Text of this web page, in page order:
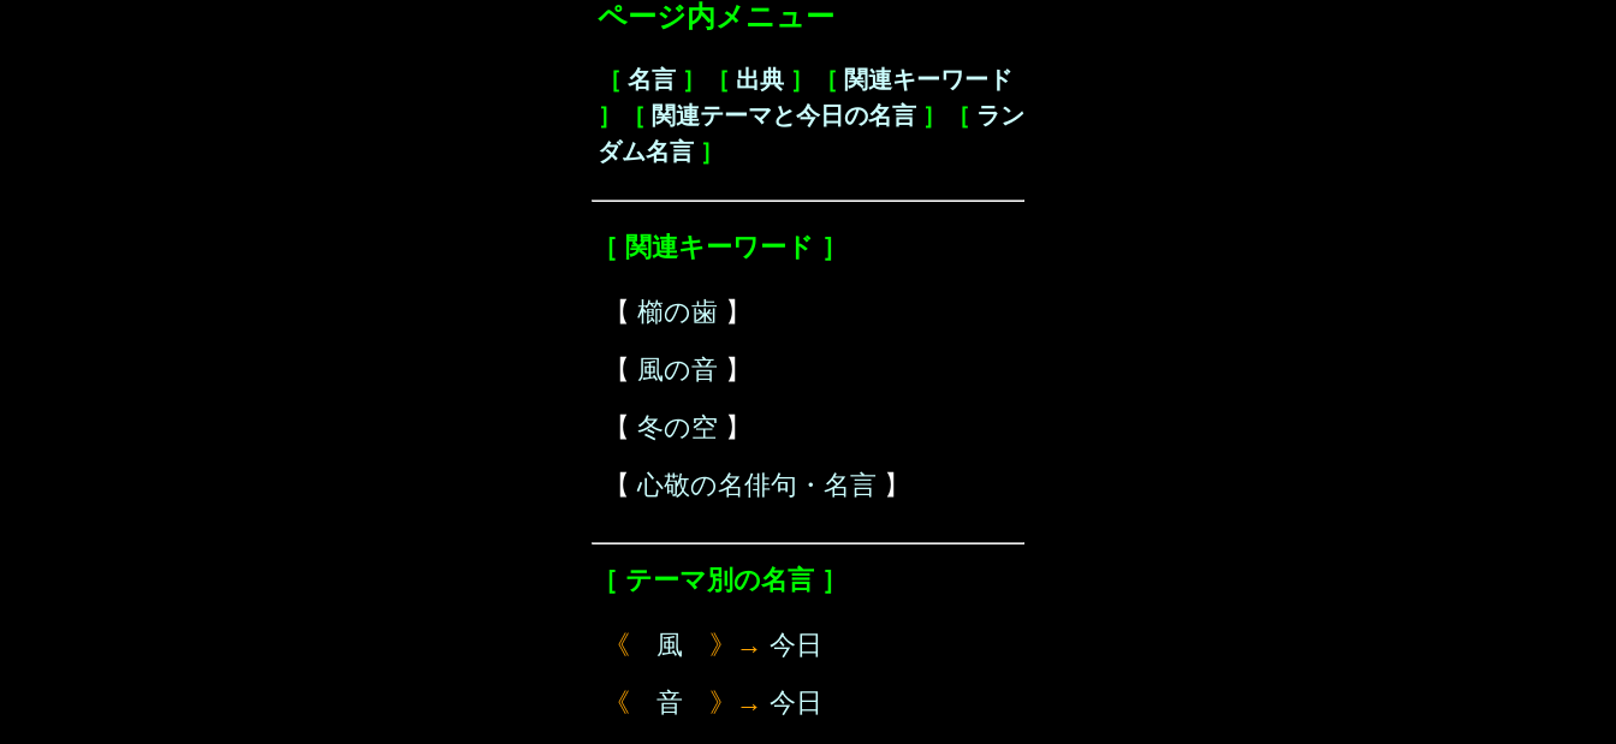
ページ内メニュー
［ 名言 ］［ 出典 ］［ 関連キーワード
］［ 関連テーマと今日の名言 ］［ ラン
ダム名言 ］
［ 関連キーワード ］
【 櫛の歯 】
【 風の音 】
【 冬の空 】
【心敬の名俳句・名言 】
［ テーマ別の名言 ］
《 風 》→ 今日
《 音 》→ 今日